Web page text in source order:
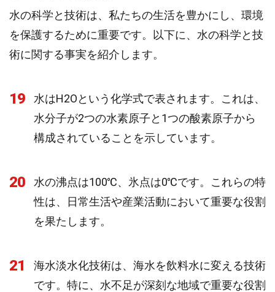
水の科学と技術は、私たちの生活を豊かにし、環境
を保護するために重要です。以下に、水の科学と技
術に関する事実を紹介します。
19
水はH2Oという化学式で表されます。これは、
水分子が2つの水素原子と1つの酸素原子から
構成されていることを示しています。
20
水の沸点は100℃、氷点は0℃です。これらの特
性は、日常生活や産業活動において重要な役割
を果たします。
21
海水淡水化技術は、海水を飲料水に変える技術
です。特に、水不足が深刻な地域で重要な役割